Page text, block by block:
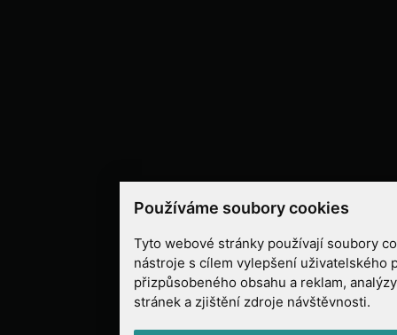
Používáme soubory cookies
Tyto webové stránky používají soubory
nástroje s cílem vylepšení uživatelského
přizpůsobeného obsahu a reklam,
stránek a zjištění zdroje návštěvnosti.